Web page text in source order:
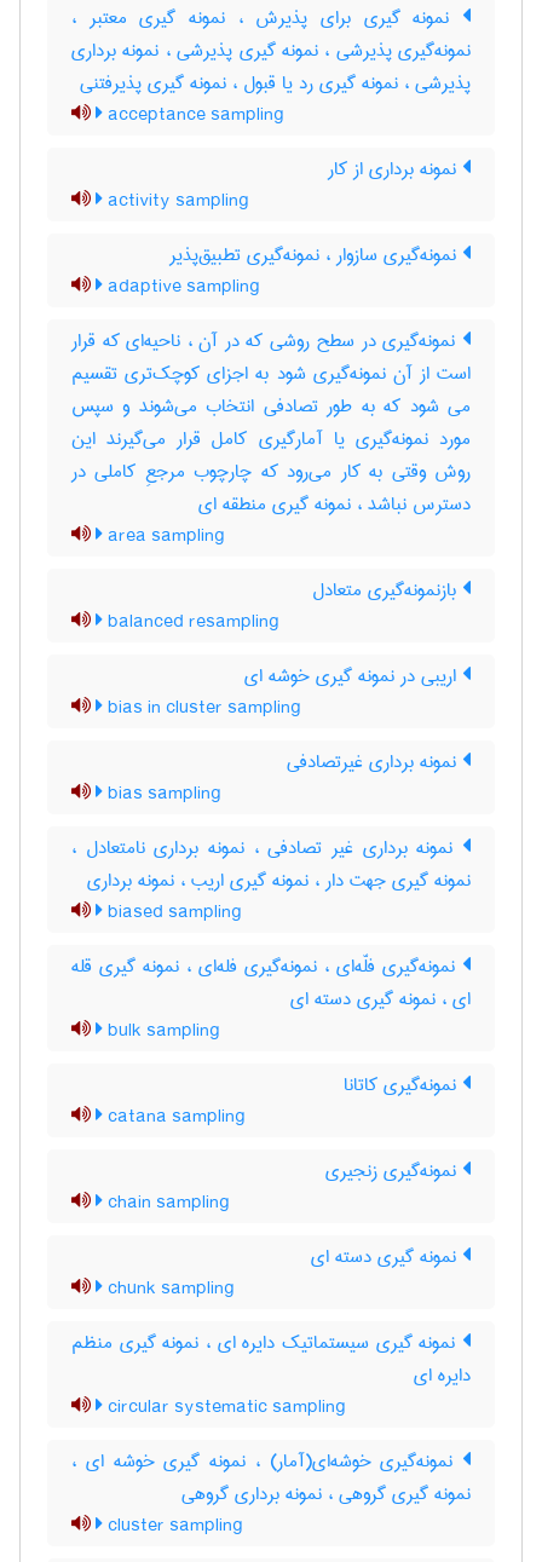
نمونه گیری برای پذیرش ، نمونه گیری معتبر ،
نمونه‌گیری پذیرشی ، نمونه گیری پذیرشی ، نمونه برداری
پذیرشی ، نمونه گیری رد یا قبول ، نمونه گیری پذیرفتنی
acceptance sampling
نمونه برداری از کار
activity sampling
نمونه‌گیری سازوار ، نمونه‌گیری تطبیق‌پذیر
adaptive sampling
نمونه‌گیری در سطح روشی که در آن ، ناحیه‌ای که قرار
است از آن نمونه‌گیری شود به اجزای کوچک‌تری تقسیم
می شود که به طور تصادفی انتخاب می‌شوند و سپس
مورد نمونه‌گیری یا آمارگیری کامل قرار می‌گیرند این
روش وقتی به کار می‌رود که چارچوب مرجعِ کاملی در
دسترس نباشد ، نمونه گیری منطقه ای
area sampling
بازنمونه‌گیری متعادل
balanced resampling
اریبی در نمونه گیری خوشه ای
bias in cluster sampling
نمونه برداری غیرتصادفی
bias sampling
نمونه برداری غیر تصادفی ، نمونه برداری نامتعادل ،
نمونه گیری جهت دار ، نمونه گیری اریب ، نمونه برداری
biased sampling
نمونه‌گیری فلّه‌ای ، نمونه‌گیری فله‌ای ، نمونه گیری قله
ای ، نمونه گیری دسته ای
bulk sampling
نمونه‌گیری کاتانا
catana sampling
نمونه‌گیری زنجیری
chain sampling
نمونه گیری دسته ای
chunk sampling
نمونه گیری سیستماتیک دایره ای ، نمونه گیری منظم
دایره ای
circular systematic sampling
نمونه‌گیری خوشه‌ای(آمار) ، نمونه گیری خوشه ای ،
نمونه گیری گروهی ، نمونه برداری گروهی
cluster sampling